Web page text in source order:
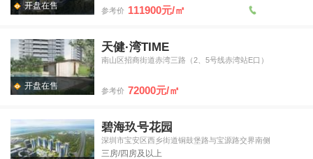
开盘在售 参考价 111900元/㎡
开盘在售
天健·湾TIME
南山区招商街道赤湾三路（2、5号线赤湾站E口）
参考价 72000元/㎡
碧海玖号花园
深圳市宝安区西乡街道铜鼓堡路与宝源路交界南侧
三房/四房及以上